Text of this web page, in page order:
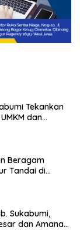
Tekankan
dan
Beragam
Tandai di
Sukabumi,
dan Amanah